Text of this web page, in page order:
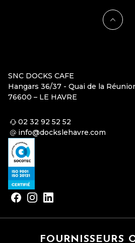
SNC DOCKS CAFE
Hangars 36/37 - Quai de la
76600 – LE HAVRE
02 32 92 52 52
info@dockslehavre.com
FOURNISSEURS